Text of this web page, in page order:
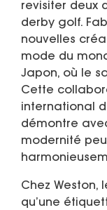
revisiter deux
derby golf.
nouvelles
mode du
Japon, où le
Cette
international
démontre
modernité
Chez Weston,
qu’une